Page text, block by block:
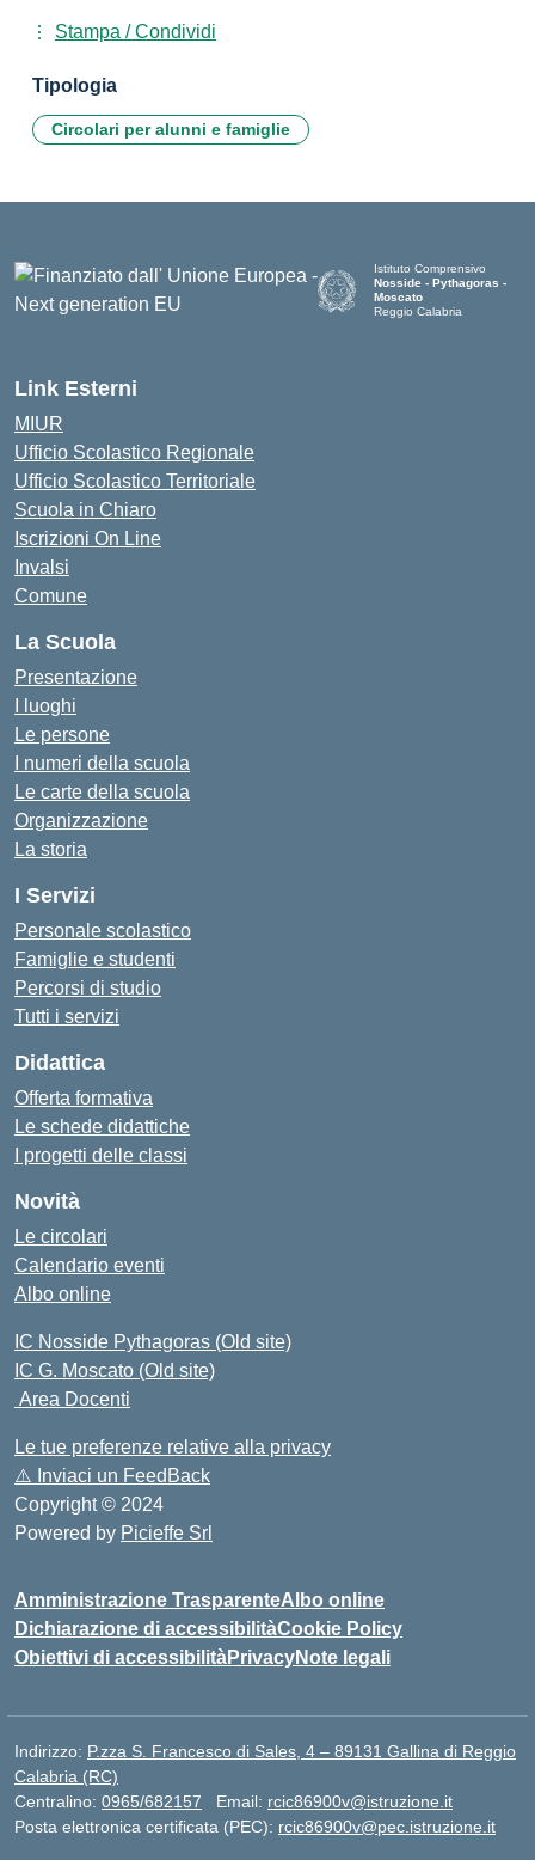
Stampa / Condividi
Tipologia
Circolari per alunni e famiglie
Istituto Comprensivo
Nosside - Pythagoras -
Moscato
Reggio Calabria
Link Esterni
MIUR
Ufficio Scolastico Regionale
Ufficio Scolastico Territoriale
Scuola in Chiaro
Iscrizioni On Line
Invalsi
Comune
La Scuola
Presentazione
I luoghi
Le persone
I numeri della scuola
Le carte della scuola
Organizzazione
La storia
I Servizi
Personale scolastico
Famiglie e studenti
Percorsi di studio
Tutti i servizi
Didattica
Offerta formativa
Le schede didattiche
I progetti delle classi
Novità
Le circolari
Calendario eventi
Albo online
IC Nosside Pythagoras (Old site)
IC G. Moscato (Old site)
Area Docenti
Le tue preferenze relative alla privacy
⚠️ Inviaci un FeedBack
Copyright © 2024
Powered by Picieffe Srl
Amministrazione TrasparenteAlbo online
Dichiarazione di accessibilitàCookie Policy
Obiettivi di accessibilitàPrivacyNote legali
Indirizzo: P.zza S. Francesco di Sales, 4 – 89131 Gallina di Reggio
Calabria (RC)
Centralino: 0965/682157 Email: rcic86900v@istruzione.it
Posta elettronica certificata (PEC): rcic86900v@pec.istruzione.it